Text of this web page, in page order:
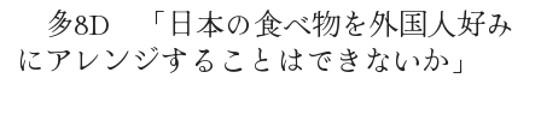
多8D 「日本の食べ物を外国人好み
にアレンジすることはできないか」